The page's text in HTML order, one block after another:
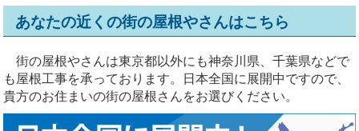
あなたの近くの街の屋根やさんはこちら
街の屋根やさんは東京都以外にも神奈川県、千葉県などで
も屋根工事を承っております。日本全国に展開中ですので、
貴方のお住まいの街の屋根さんをお選びください。